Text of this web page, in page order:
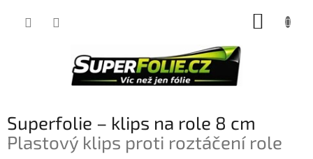
Superfolie – klips na role 8 cm
Plastový klips proti roztáčení role